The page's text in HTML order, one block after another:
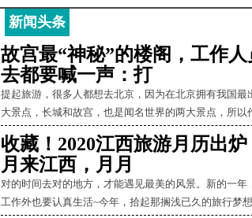
新闻头条
故宫最“神秘”的楼阁，工作人
去都要喊一声：打
提起旅游，很多人都想去北京，因为在北京拥有我国最
大景点，长城和故宫，也是闻名世界的两大景点，所以
收藏！2020江西旅游月历出炉
月来江西，月月
对的时间去对的地方，才能遇见最美的风景。新的一年
工作外也要认真生活~今年，拾起那搁浅已久的旅行梦